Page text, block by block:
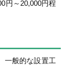
円～20,000円程
一般的な設置工